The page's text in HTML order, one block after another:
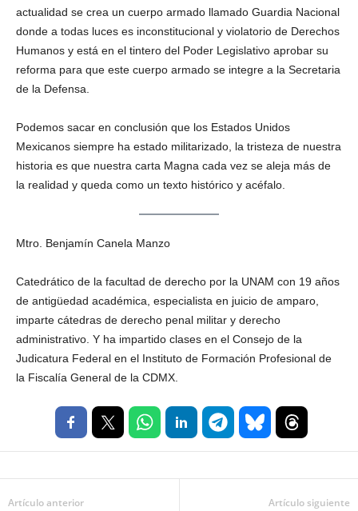
actualidad se crea un cuerpo armado llamado Guardia Nacional
donde a todas luces es inconstitucional y violatorio de Derechos
Humanos y está en el tintero del Poder Legislativo aprobar su
reforma para que este cuerpo armado se integre a la Secretaria
de la Defensa.
Podemos sacar en conclusión que los Estados Unidos
Mexicanos siempre ha estado militarizado, la tristeza de nuestra
historia es que nuestra carta Magna cada vez se aleja más de
la realidad y queda como un texto histórico y acéfalo.
Mtro. Benjamín Canela Manzo
Catedrático de la facultad de derecho por la UNAM con 19 años
de antigüedad académica, especialista en juicio de amparo,
imparte cátedras de derecho penal militar y derecho
administrativo. Y ha impartido clases en el Consejo de la
Judicatura Federal en el Instituto de Formación Profesional de
la Fiscalía General de la CDMX.
Artículo anterior Artículo siguiente